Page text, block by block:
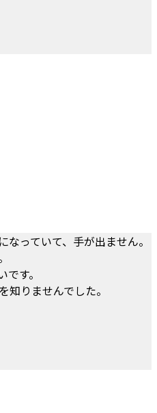
っていて、手が出ません。
す。
知りませんでした。